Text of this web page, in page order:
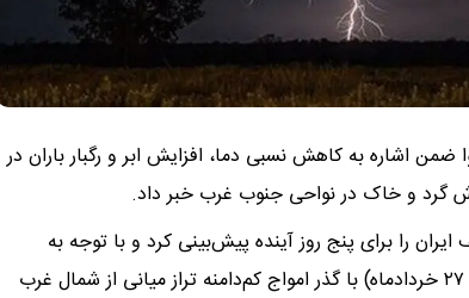
اشاره به کاهش نسبی دما، افزایش ابر و رگبار باران در
گرد و خاک در نواحی جنوب غرب خبر داد.
را برای پنج روز آینده پیش‌بینی کرد و با توجه به
بررسی نقشه‌های همدیدی هواشناسی گفت: امروز و فردا (۲۶ و ۲۷ خردادماه) با گذر امواج کم‌دامنه تراز میانی از شمال غرب